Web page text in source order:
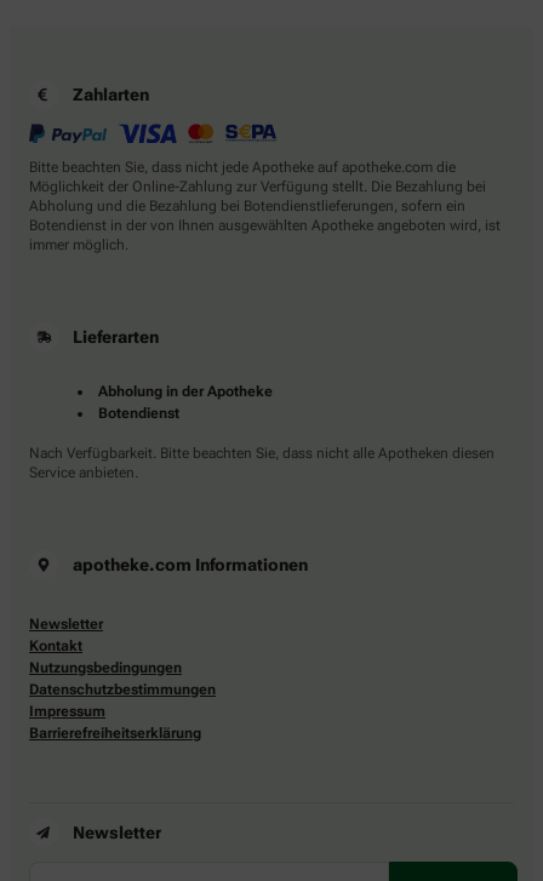
Zahlarten
Bitte beachten Sie, dass nicht jede Apotheke auf apotheke.com die
Möglichkeit der Online-Zahlung zur Verfügung stellt. Die Bezahlung bei
Abholung und die Bezahlung bei Botendienstlieferungen, sofern ein
Botendienst in der von Ihnen ausgewählten Apotheke angeboten wird, ist
immer möglich.
Lieferarten
Abholung in der Apotheke
Botendienst
Nach Verfügbarkeit. Bitte beachten Sie, dass nicht alle Apotheken diesen
Service anbieten.
apotheke.com Informationen
Newsletter
Kontakt
Nutzungsbedingungen
Datenschutzbestimmungen
Impressum
Barrierefreiheitserklärung
Newsletter